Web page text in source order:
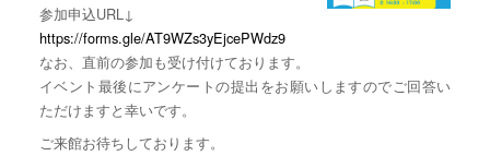
参加申込URL↓
https://forms.gle/AT9WZs3yEjcePWdz9
なお、直前の参加も受け付けております。
イベント最後にアンケートの提出をお願いしますのでご回答い
ただけますと幸いです。
ご来館お待ちしております。